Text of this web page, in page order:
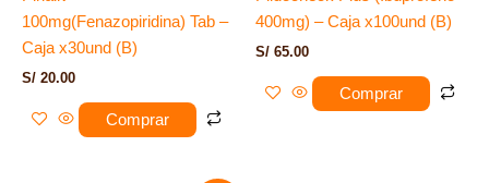
100mg(Fenazopiridina) Tab –
Caja x30und (B)
S/ 20.00
Comprar
400mg) – Caja x100und (B)
S/ 65.00
Comprar